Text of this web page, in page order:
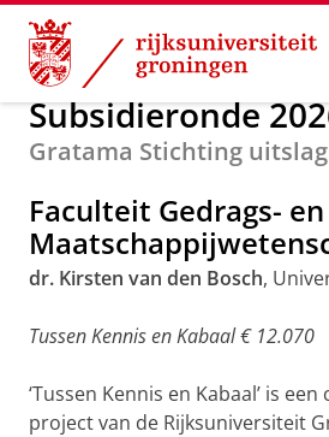
Skip
Content
Skip
Navigation
Alumni
Subsidieronde
Gratama Stichting
Faculteit Gedrags- en
dr. Kirsten van den Bosch,
Tussen Kennis en Kabaal € 12.070
‘Tussen Kennis en Kabaal’ is
project van de Rijksuniversiteit